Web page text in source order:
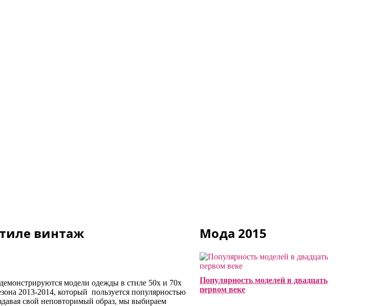
винтаж
модели одежды в стиле 50х и 70х
2013-2014, который пользуется популярностью
свой неповторимый образ, мы выбираем
Мода 2015
Популярность моделей в двадцать
первом веке